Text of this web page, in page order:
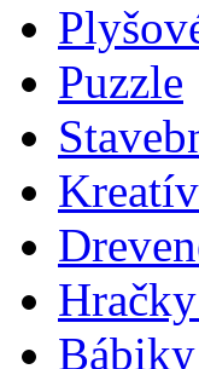
Puzzle
Bábiky